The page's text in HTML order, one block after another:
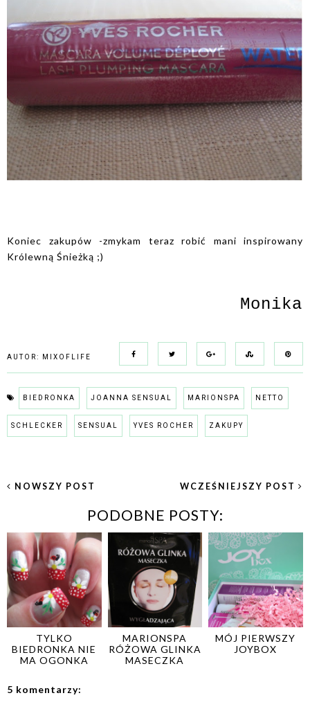
Koniec zakupów -zmykam teraz robić mani inspirowany
Królewną Śnieżką ;)
Monika
AUTOR: MIXOFLIFE
BIEDRONKA JOANNA SENSUAL MARIONSPA NETTO
SCHLECKER SENSUAL YVES ROCHER ZAKUPY
NOWSZY POST WCZEŚNIEJSZY POST
PODOBNE POSTY:
TYLKO
BIEDRONKA NIE
MA OGONKA
MARIONSPA
RÓŻOWA GLINKA
MASECZKA
MÓJ PIERWSZY
JOYBOX
5 komentarzy: